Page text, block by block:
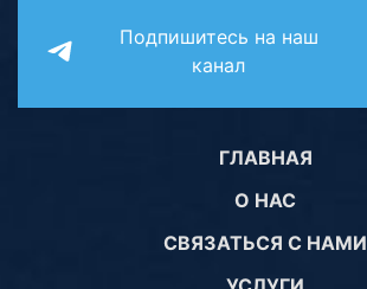
Подпишитесь на наш
канал
ГЛАВНАЯ
О НАС
СВЯЗАТЬСЯ С НАМИ